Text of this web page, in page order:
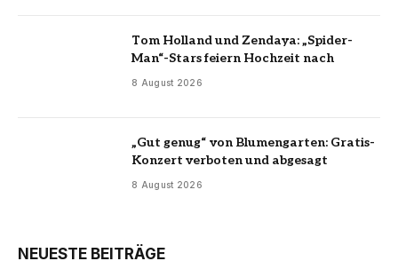
Tom Holland und Zendaya: „Spider-
Man“-Stars feiern Hochzeit nach
8 August 2026
„Gut genug“ von Blumengarten: Gratis-
Konzert verboten und abgesagt
8 August 2026
NEUESTE BEITRÄGE